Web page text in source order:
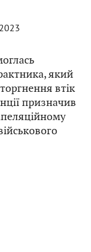
який
втік
призначив